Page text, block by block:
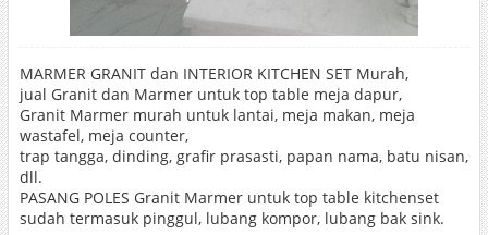
MARMER GRANIT dan INTERIOR KITCHEN SET Murah,
jual Granit dan Marmer untuk top table meja dapur,
Granit Marmer murah untuk lantai, meja makan, meja
wastafel, meja counter,
trap tangga, dinding, grafir prasasti, papan nama, batu nisan,
dll.
PASANG POLES Granit Marmer untuk top table kitchenset
sudah termasuk pinggul, lubang kompor, lubang bak sink.